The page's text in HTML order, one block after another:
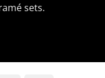
sets.